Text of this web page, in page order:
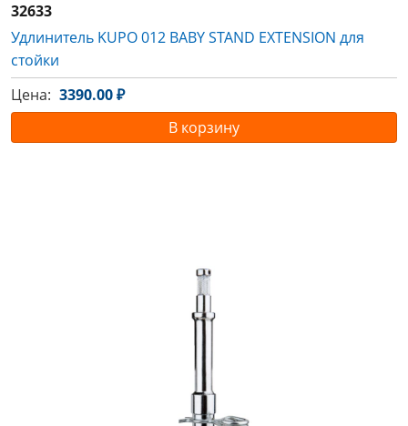
32633
Удлинитель KUPO 012 BABY STAND EXTENSION для
стойки
Цена: 3390.00 ₽
В корзину